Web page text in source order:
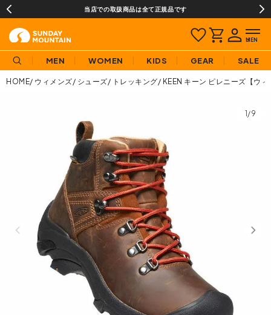
当店での取扱商品は全て正規品です
MEN WOMEN KIDS GEAR SALE
HOME ウィメンズ シューズ トレッキング KEEN キーン ピレニーズ【ウ
1/9